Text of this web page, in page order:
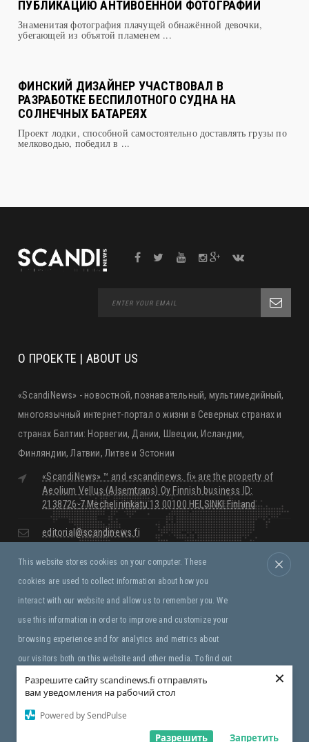
Разрешите сайту scandinews.fi отправлять
вам уведомления на рабочий стол
Powered by SendPulse
Запретить
Разрешить
×
FACEBOOK БЛОКИРУЕТ НОРВЕЖЦЕВ ЗА
ПУБЛИКАЦИЮ АНТИВОЕННОЙ ФОТОГРАФИИ
Знаменитая фотография плачущей обнажённой девочки,
ФИНСКИЙ ДИЗАЙНЕР УЧАСТВОВАЛ В
РАЗРАБОТКЕ БЕСПИЛОТНОГО СУДНА НА
СОЛНЕЧНЫХ БАТАРЕЯХ
Проект лодки, способной самостоятельно доставлять грузы по
«ScandiNews» - новостной, познавательный, мультимедийный,
многоязычный интернет-портал о жизни в Северных странах и
странах Балтии: Норвегии, Дании, Швеции, Исландии,
Финляндии, Латвии, Литве и Эстонии
«ScandiNews» ™ and «scandinews. fi» are the property of
Aeolium Vellus (Alsemtrans) Oy Finnish business ID:
2138726-7 Mechelininkatu 13 00100 HELSINKI Finland
Monday - Friday:09:00 - 18:00
Saturday, Sunday:
Closed
Правила и условия
Copyright © «ScandiNews» ™ Aeolium Vellus (Alsemtrans)
This website stores cookies on your computer. These
cookies are used to collect information about how you
interact with our website and allow us to remember you. We
use this information in order to improve and customize your
browsing experience and for analytics and metrics about
our visitors both on this website and other media. To find out
more about the cookies we use, see our Privacy Policy. If you
decline, your information won’t be tracked when you visit this
website. A single cookie will be used in your browser to
remember your preference not to be tracked.